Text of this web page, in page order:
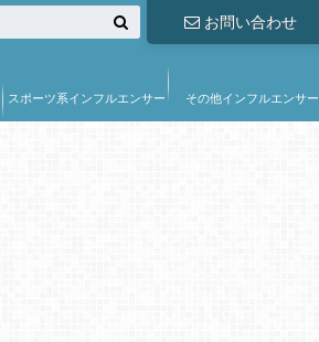
お問い合わせ
スポーツ系インフルエンサー その他インフルエンサー